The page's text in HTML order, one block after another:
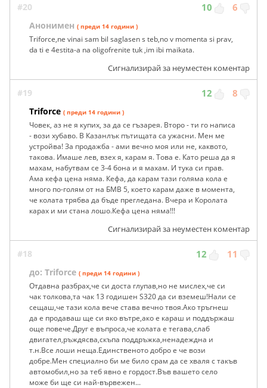
#20 10 6
Анонимен ( преди 14 години )
Triforce,ne vinai sam bil saglasen s teb,no v momenta si prav,
da ti e 4estita-a na oligofrenite tuk ,im ibi maikata.
Сигнализирай за неуместен коментар
#19 12 8
Triforce ( преди 14 години )
Човек, аз не я купих, за да се гъзарея. Второ - ти го написа
- вози хубаво. В Казанлък пътищата са ужасни. Мен ме
устройва! За продажба - ами вечно моя или не, каквото,
такова. Имаше лев, взех я, карам я. Това е. Като реша да я
махам, набутвам се 3-4 бона и я махам. И тука си прав.
Ама кефа цена няма. Кефа, да карам тази голяма кола е
много по-голям от на БМВ 5, което карам даже в момента,
че колата трябва да бъде прегледана. Вчера и Королата
карах и ми стана лошо.Кефа цена няма!!!
Сигнализирай за неуместен коментар
#18 12 11
до: Triforce ( преди 14 години )
Отдавна разбрах,че си доста глупав,но не мислех,че си
чак толкова,та чак 13 годишен S320 да си вземеш!Нали се
сещаш,че тази кола вече става вечно твоя.Ако тръгнеш
да е продаваш ще си яко вътре,ако е караш и поддържаш
още повече.Друг е въпроса,че колата е тегава,слаб
двигател,ръждясва,скъпа поддръжка,ненадеждна и
т.н.Все лоши неща.Единственото добро е че вози
добре.Мен специално би ме било срам да се хваля с такъв
автомобил,но за теб явно е гордост.Във вашето село
може би ще си най-вървежен...